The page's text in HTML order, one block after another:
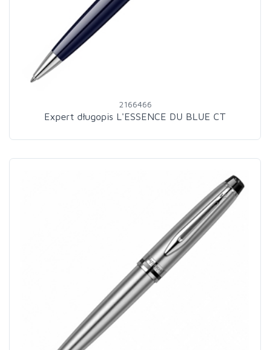
2166466
Expert długopis L'ESSENCE DU BLUE CT